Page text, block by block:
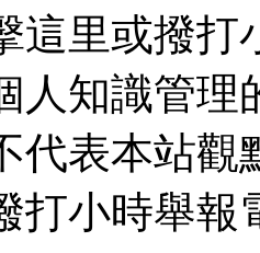
這里或撥
人知識管理
代表本站
打小時舉報